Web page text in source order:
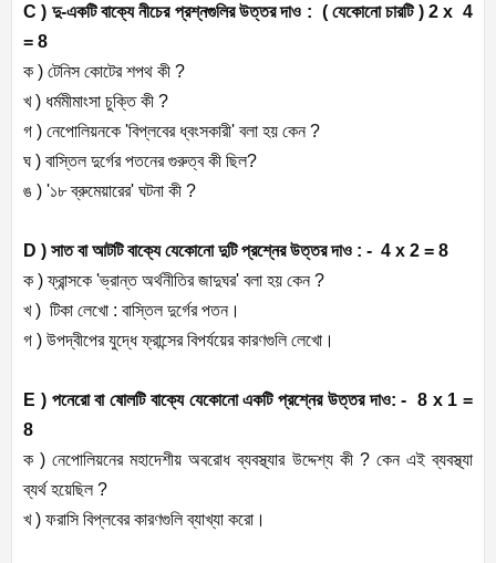
C ) দু-একটি বাক্যে নীচের প্রশ্নগুলির উত্তর দাও : ( যেকোনো চারটি ) 2 x 4
= 8
ক ) টেনিস কোটের শপথ কী ?
খ ) ধর্মমীমাংসা চুক্তি কী ?
গ ) নেপোলিয়নকে 'বিপ্লবের ধ্বংসকারী' বলা হয় কেন ?
ঘ ) বাস্তিল দুর্গের পতনের গুরুত্ব কী ছিল?
ঙ ) '১৮ ব্রুমেয়ারের' ঘটনা কী ?
D ) সাত বা আটটি বাক্যে যেকোনো দুটি প্রশ্নের উত্তর দাও : - 4 x 2 = 8
ক ) ফ্রান্সকে 'ভ্রান্ত অর্থনীতির জাদুঘর' বলা হয় কেন ?
খ ) টিকা লেখো : বাস্তিল দুর্গের পতন।
গ ) উপদ্বীপের যুদ্ধে ফ্রান্সের বিপর্যয়ের কারণগুলি লেখো।
E ) পনেরো বা ষোলটি বাক্যে যেকোনো একটি প্রশ্নের উত্তর দাও: - 8 x 1 =
8
ক ) নেপোলিয়নের মহাদেশীয় অবরোধ ব্যবস্থ্যার উদ্দেশ্য কী ? কেন এই ব্যবস্থ্যা
ব্যর্থ হয়েছিল ?
খ ) ফরাসি বিপ্লবের কারণগুলি ব্যাখ্যা করো।